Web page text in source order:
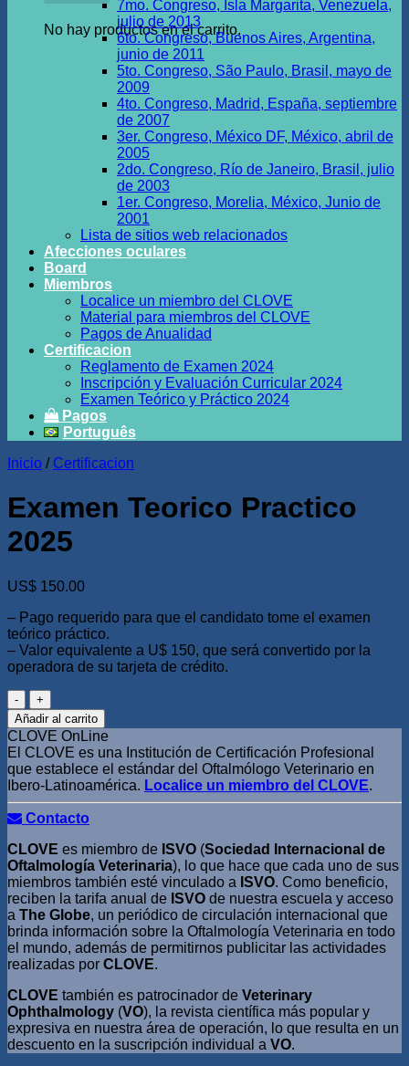
No hay productos en el carrito.
7mo. Congreso, Isla Margarita, Venezuela,
julio de 2013
6to. Congreso, Buenos Aires, Argentina,
junio de 2011
5to. Congreso, São Paulo, Brasil, mayo de
2009
4to. Congreso, Madrid, España, septiembre
de 2007
3er. Congreso, México DF, México, abril de
2005
2do. Congreso, Río de Janeiro, Brasil, julio
de 2003
1er. Congreso, Morelia, México, Junio de
2001
Lista de sitios web relacionados
Afecciones oculares
Board
Miembros
Localice un miembro del CLOVE
Material para miembros del CLOVE
Pagos de Anualidad
Certificacion
Reglamento de Examen 2024
Inscripción y Evaluación Curricular 2024
Examen Teórico y Práctico 2024
Pagos
Português
Inicio / Certificacion
Examen Teorico Practico
2025
US$ 150.00
– Pago requerido para que el candidato tome el examen
teórico práctico.
– Valor equivalente a U$ 150, que será convertido por la
operadora de su tarjeta de crédito.
Examen
Teorico
Practico
2025
cantidad
Añadir al carrito
CLOVE OnLine
El CLOVE es una Institución de Certificación Profesional
que establece el estándar del Oftalmólogo Veterinario en
Ibero-Latinoamérica. Localice un miembro del CLOVE.
Contacto
CLOVE es miembro de ISVO (Sociedad Internacional de
Oftalmología Veterinaria), lo que hace que cada uno de sus
miembros también esté vinculado a ISVO. Como beneficio,
reciben la tarifa anual de ISVO de nuestra escuela y acceso
a The Globe, un periódico de circulación internacional que
brinda información sobre la Oftalmología Veterinaria en todo
el mundo, además de permitirnos publicitar las actividades
realizadas por CLOVE.
CLOVE también es patrocinador de Veterinary
Ophthalmology (VO), la revista científica más popular y
expresiva en nuestra área de operación, lo que resulta en un
descuento en la suscripción individual a VO.